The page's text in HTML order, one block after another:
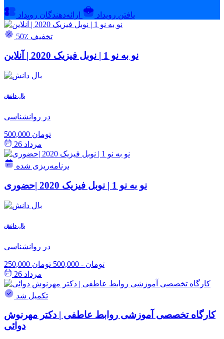
یافتن رویداد ارائه‌دهندگان رویداد
50٪ تخفیف
نو به نو 1 | نوبل فیزیک 2020 | آنلاین
بال دانش
در روانشناسی
500,000 تومان
مرداد 26
برنامه‌ریزی شده
نو به نو 1 | نوبل فیزیک 2020 |حضوری
بال دانش
در روانشناسی
250,000 تومان - 500,000 تومان
مرداد 26
تکمیل شد
کارگاه تخصصی آموزشی روابط عاطفی | دکتر مهرنوش
دوائی